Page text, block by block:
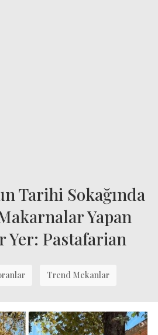
Tarihi Sokağında
Yapan
Yer: Pastafarian
Trend Mekanlar